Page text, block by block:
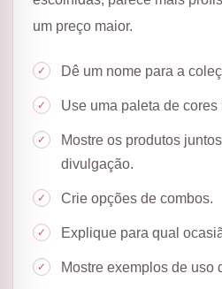
um preço maior.
Dê um nome para a
Use uma paleta de cores
Mostre os produtos
divulgação.
Crie opções de combos.
Explique para qual
Mostre exemplos de uso